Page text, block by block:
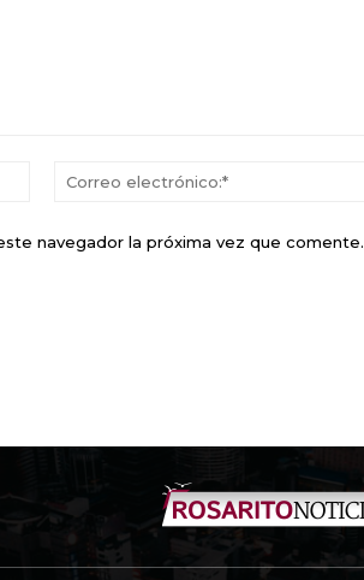
Nombre:*
navegador la próxima vez que comente.